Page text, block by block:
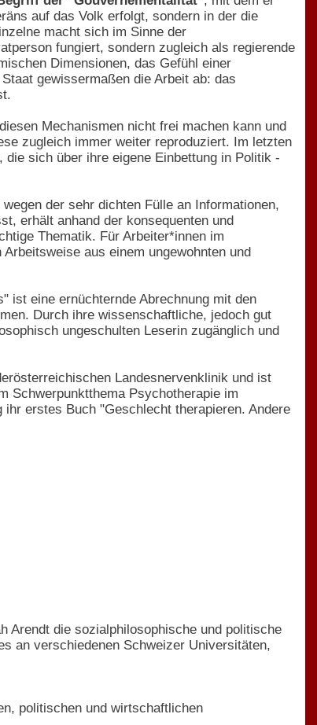
auf das Volk erfolgt, sondern in der die
macht sich im Sinne der
fungiert, sondern zugleich als regierende
Dimensionen, das Gefühl einer
gewissermaßen die Arbeit ab: das
Mechanismen nicht frei machen kann und
zugleich immer weiter reproduziert. Im letzten
sich über ihre eigene Einbettung in Politik -
der sehr dichten Fülle an Informationen,
erhält anhand der konsequenten und
Thematik. Für Arbeiter*innen im
aus einem ungewohnten und
ist eine ernüchternde Abrechnung mit den
Durch ihre wissenschaftliche, jedoch gut
ungeschulten Leserin zugänglich und
Landesnervenklinik und ist
Schwerpunktthema Psychotherapie im
erstes Buch "Geschlecht therapieren. Andere
Arendt die sozialphilosophische und politische
an verschiedenen Schweizer Universitäten,
politischen und wirtschaftlichen